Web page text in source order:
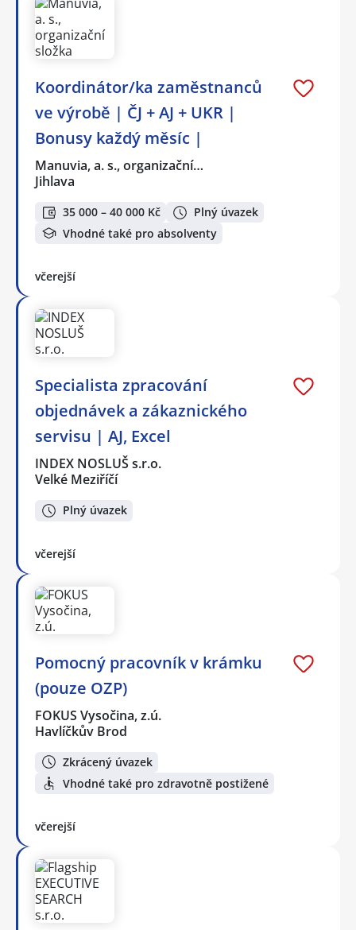
Koordinátor/ka zaměstnanců
ve výrobě | ČJ + AJ + UKR |
Bonusy každý měsíc |
Manuvia, a. s., organizační…
Jihlava
35 000 – 40 000 Kč
Plný úvazek
Vhodné také pro absolventy
včerejší
Specialista zpracování
objednávek a zákaznického
servisu | AJ, Excel
INDEX NOSLUŠ s.r.o.
Velké Meziříčí
Plný úvazek
včerejší
Pomocný pracovník v krámku
(pouze OZP)
FOKUS Vysočina, z.ú.
Havlíčkův Brod
Zkrácený úvazek
Vhodné také pro zdravotně postižené
včerejší